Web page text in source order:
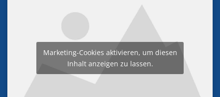
Marketing-Cookies aktivieren, um diesen
Inhalt anzeigen zu lassen.